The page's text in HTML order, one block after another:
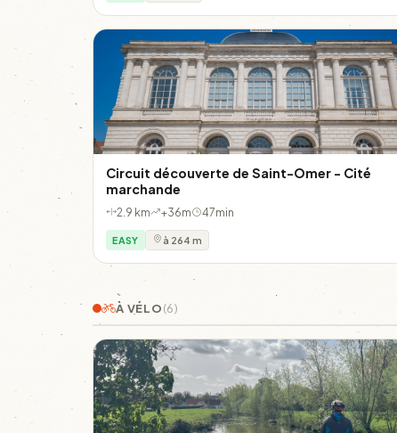
Circuit découverte de Saint-Omer - Cité
marchande
2.9 km +36m 47min
EASY à 264 m
À VÉLO(6)